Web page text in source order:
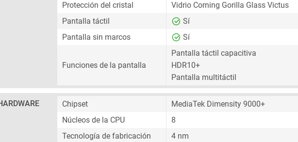
Protección del cristal
Vidrio Corning Gorilla Glass Victus
Pantalla táctil
Sí
Pantalla sin marcos
Sí
Funciones de la pantalla
Pantalla táctil capacitiva
HDR10+
Pantalla multitáctil
Chipset
MediaTek Dimensity 9000+
Núcleos de la CPU
8
Tecnología de fabricación
4 nm